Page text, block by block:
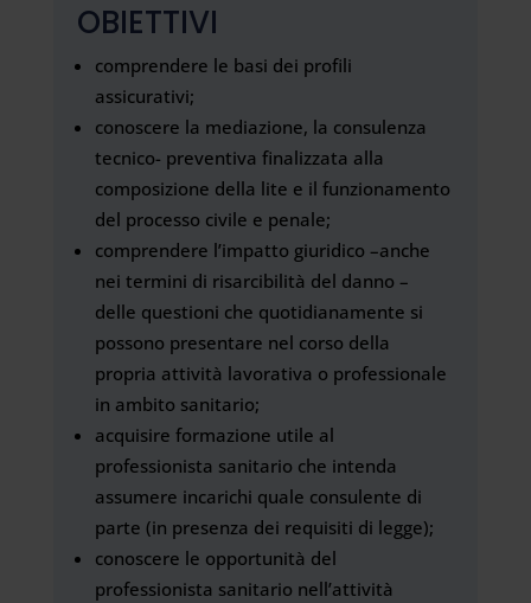
OBIETTIVI
comprendere le basi dei profili
assicurativi;
conoscere la mediazione, la consulenza
tecnico- preventiva finalizzata alla
composizione della lite e il funzionamento
del processo civile e penale;
comprendere l’impatto giuridico –anche
nei termini di risarcibilità del danno –
delle questioni che quotidianamente si
possono presentare nel corso della
propria attività lavorativa o professionale
in ambito sanitario;
acquisire formazione utile al
professionista sanitario che intenda
assumere incarichi quale consulente di
parte (in presenza dei requisiti di legge);
conoscere le opportunità del
professionista sanitario nell’attività